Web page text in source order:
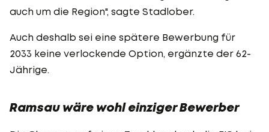
auch um die Region", sagte Stadlober.
Auch deshalb sei eine spätere Bewerbung für
2033 keine verlockende Option, ergänzte der 62-
Jährige.
Ramsau wäre wohl einziger Bewerber